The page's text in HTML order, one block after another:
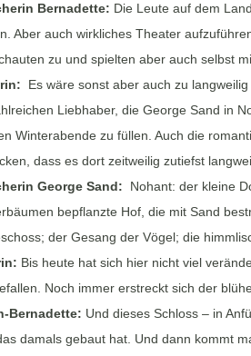
Bernadette: Die Leute auf dem
Aber auch wirkliches Theater
zu und spielten aber auch selbst
Es wäre sonst aber auch zu
Liebhaber, die George Sand in
Winterabende zu füllen. Auch die
dass es dort zeitweilig zutiefst
George Sand: Nohant: der kleine
bepflanzte Hof, die mit Sand
der Gesang der Vögel; die
Bis heute hat sich hier nicht viel
Noch immer erstreckt sich der
Bernadette: Und dieses Schloss – in
damals gebaut hat. Und dann kommt